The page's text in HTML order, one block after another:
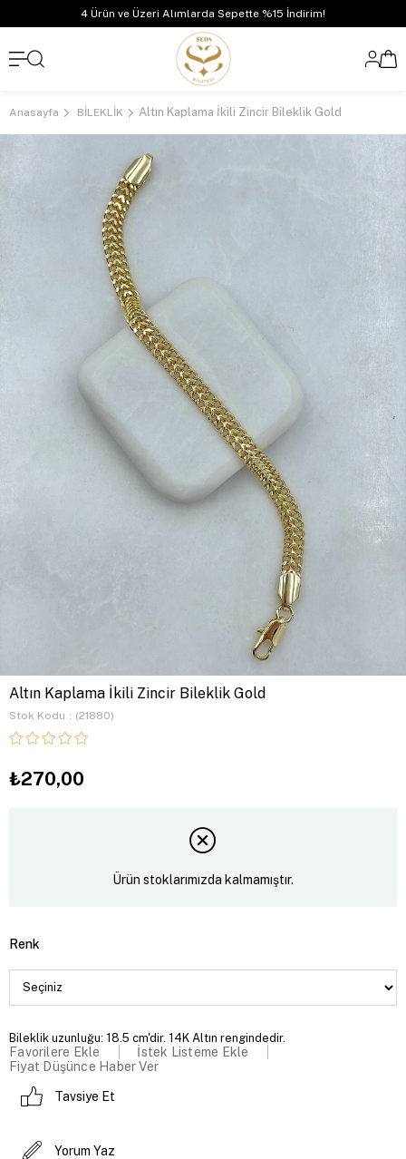
4 Ürün ve Üzeri Alımlarda Sepette %15 İndirim!
Anasayfa BİLEKLİK Altın Kaplama İkili Zincir Bileklik Gold
Altın Kaplama İkili Zincir Bileklik Gold
Stok Kodu (21880)
₺270,00
Ürün stoklarımızda kalmamıştır.
Renk
Bileklik uzunluğu: 18.5 cm'dir. 14K Altın rengindedir.
Favorilere Ekle
İstek Listeme Ekle
Fiyat Düşünce Haber Ver
Tavsiye Et
Yorum Yaz